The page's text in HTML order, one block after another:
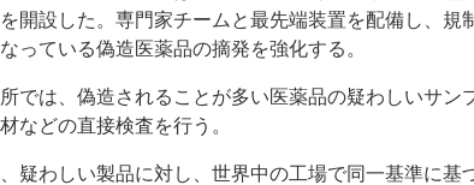
開設した。専門家チームと最先端装置を配備し、規
っている偽造医薬品の摘発を強化する。
では、偽造されることが多い医薬品の疑わしいサン
などの直接検査を行う。
疑わしい製品に対し、世界中の工場で同一基準に基